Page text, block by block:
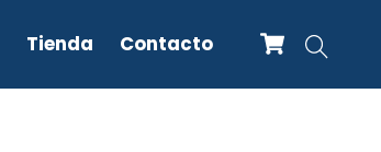
Cart
Tienda Contacto